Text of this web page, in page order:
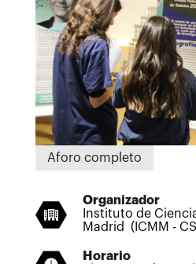
Aforo completo
Organizador
Instituto de
Madrid (ICMM -
Horario